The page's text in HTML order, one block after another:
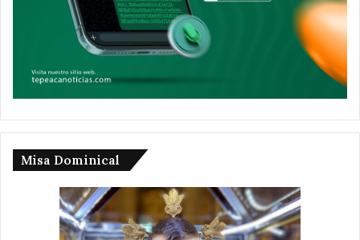
Misa Dominical